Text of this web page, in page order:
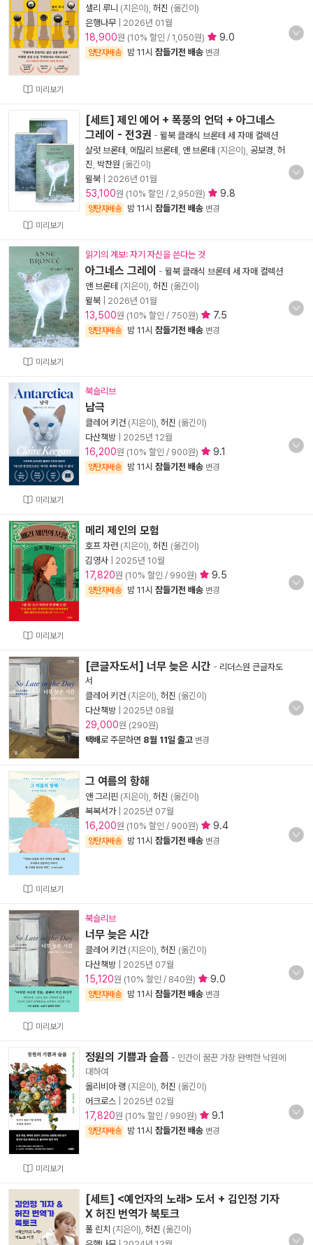
미리보기
샐리 루니 (지은이), 허진 (옮긴이)
은행나무
2026년 01월
18,900원 (10% 할인 / 1,050원) 9.0
양탄자배송 밤 11시 잠들기전 배송 변경
미리보기
[세트] 제인 에어 + 폭풍의 언덕 + 아그네스
그레이 - 전3권 - 윌북 클래식 브론테 세 자매 컬렉션
샬럿 브론테
에밀리 브론테 앤 브론테 (지은이), 공보경 허
진 박찬원 (옮긴이)
윌북
2026년 01월
53,100원 (10% 할인 / 2,950원) 9.8
양탄자배송 밤 11시 잠들기전 배송 변경
미리보기
읽기의 계보: 자기 자신을 쓴다는 것
아그네스 그레이 - 윌북 클래식 브론테 세 자매 컬렉션
앤 브론테 (지은이), 허진 (옮긴이)
윌북
2026년 01월
13,500원 (10% 할인 / 750원) 7.5
양탄자배송 밤 11시 잠들기전 배송 변경
미리보기
북슬리브
남극
클레어 키건 (지은이), 허진 (옮긴이)
다산책방
2025년 12월
16,200원 (10% 할인 / 900원) 9.1
양탄자배송 밤 11시 잠들기전 배송 변경
미리보기
메리 제인의 모험
호프 자런 (지은이), 허진 (옮긴이)
김영사
2025년 10월
17,820원 (10% 할인 / 990원) 9.5
양탄자배송 밤 11시 잠들기전 배송 변경
[큰글자도서] 너무 늦은 시간 - 리더스원 큰글자도
서
클레어 키건 (지은이), 허진 (옮긴이)
다산책방
2025년 08월
29,000원 (290원)
택배로 주문하면 8월 11일 출고 변경
미리보기
그 여름의 항해
앤 그리핀 (지은이), 허진 (옮긴이)
복복서가| 2025년 07월
16,200원 (10% 할인 / 900원) 9.4
양탄자배송 밤 11시 잠들기전 배송 변경
미리보기
북슬리브
너무 늦은 시간
클레어 키건 (지은이), 허진 (옮긴이)
다산책방
2025년 07월
15,120원 (10% 할인 / 840원) 9.0
양탄자배송 밤 11시 잠들기전 배송 변경
미리보기
정원의 기쁨과 슬픔 - 인간이 꿈꾼 가장 완벽한 낙원에
대하여
올리비아 랭 (지은이), 허진 (옮긴이)
어크로스
2025년 02월
17,820원 (10% 할인 / 990원) 9.1
양탄자배송 밤 11시 잠들기전 배송 변경
[세트] <예언자의 노래> 도서 + 김인정 기자
X 허진 번역가 북토크
폴 린치 (지은이), 허진 (옮긴이)